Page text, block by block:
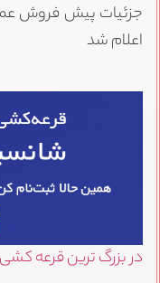
جزئیات پیش فروش
اعلام شد
در بزرگ ترین قرعه